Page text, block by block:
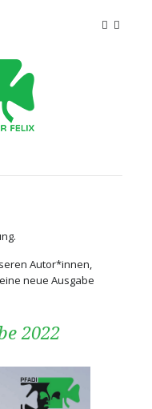
Autor*innen,
neue Ausgabe
2022